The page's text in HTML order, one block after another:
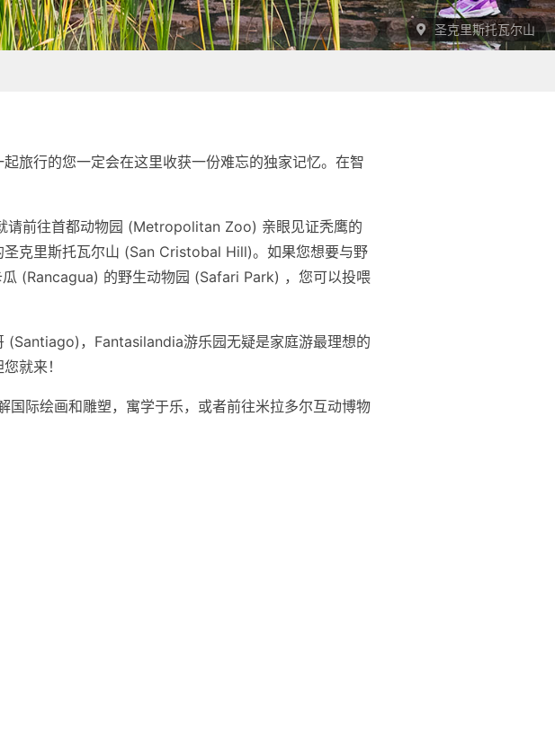
圣克里斯托瓦尔山
旅行的您一定会在这里收获一份难忘的独家记忆。在智
请前往首都动物园 (Metropolitan Zoo) 亲眼见证秃鹰的
克里斯托瓦尔山 (San Cristobal Hill)。如果您想要与野
(Rancagua) 的野生动物园 (Safari Park) ，您可以投喂
(Santiago)，Fantasilandia游乐园无疑是家庭游最理想的
就来！
际绘画和雕塑，寓学于乐，或者前往米拉多尔互动博物